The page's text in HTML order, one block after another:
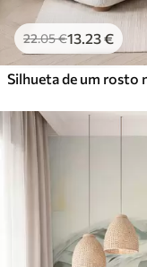
22.05€13 .23€